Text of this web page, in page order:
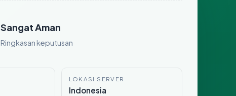
Sangat Aman
Ringkasan keputusan
LOKASI SERVER
Indonesia